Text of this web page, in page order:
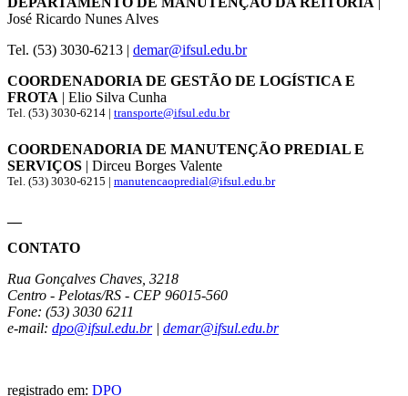
José Ricardo Nunes Alves
Tel. (53) 3030-6213 | demar@ifsul.edu.br
COORDENADORIA DE GESTÃO DE LOGÍSTICA E
FROTA | Elio Silva Cunha
Tel. (53) 3030-6214 | transporte@ifsul.edu.br
COORDENADORIA DE MANUTENÇÃO PREDIAL E
SERVIÇOS | Dirceu Borges Valente
Tel. (53) 3030-6215 | manutencaopredial@ifsul.edu.br
CONTATO
Rua Gonçalves Chaves, 3218
Centro - Pelotas/RS - CEP 96015-560
Fone: (53) 3030 6211
e-mail: dpo@ifsul.edu.br| demar@ifsul.edu.br
registrado em: DPO